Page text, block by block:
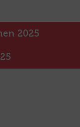
2025